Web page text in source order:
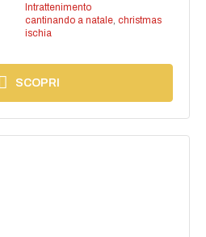
Intrattenimento
cantinando a natale, christmas
ischia
SCOPRI